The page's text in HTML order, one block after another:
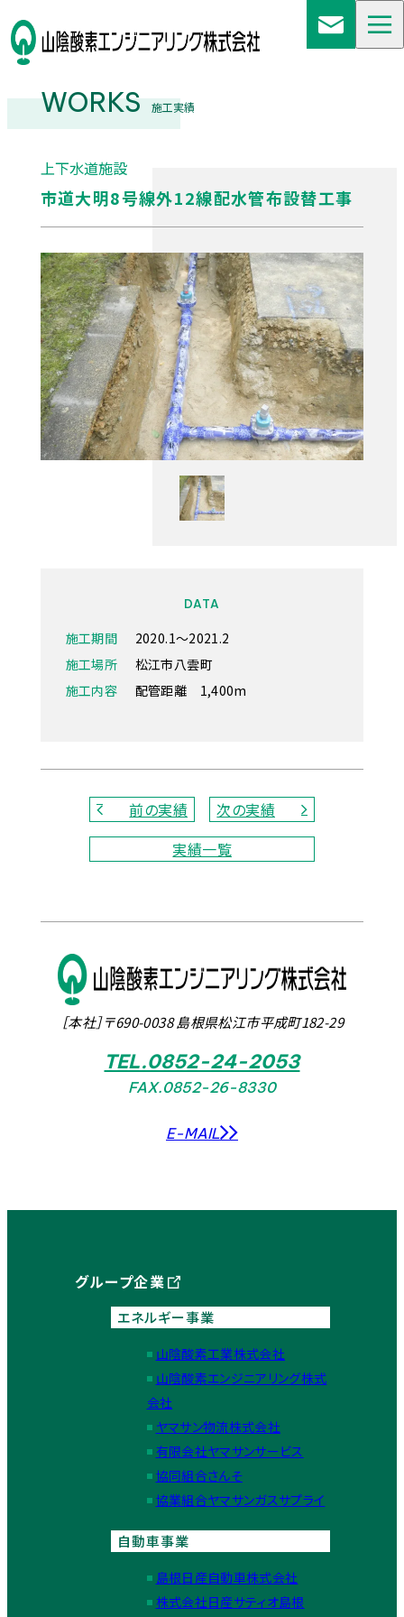
WORKS 施工実績
上下水道施設
市道大明8号線外12線配水管布設替工事
DATA
施工期間
2020.1～2021.2
施工場所
松江市八雲町
施工内容
配管距離 1,400m
前の実績
実績一覧
次の実績
［本社］〒690-0038 島根県松江市平成町182-29
TEL.0852-24-2053
FAX.0852-26-8330
E-MAIL
グループ企業
エネルギー事業
山陰酸素工業株式会社
山陰酸素エンジニアリング株式
会社
ヤマサン物流株式会社
有限会社ヤマサンサービス
協同組合さんそ
協業組合ヤマサンガスサプライ
自動車事業
島根日産自動車株式会社
株式会社日産サティオ島根